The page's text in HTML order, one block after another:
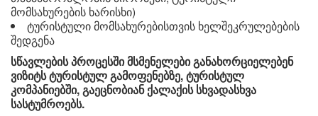
მომსახურების ხარისხი)
ტურისტული მომსახურებისთვის ხელშეკრულებების
შედგენა
სწავლების პროცესში მსმენელები განახორციელებენ
ვიზიტს ტურისტულ გამოფენებზე, ტურისტულ
კომპანიებში, გაეცნობიან ქალაქის სხვადასხვა
სასტუმროებს.